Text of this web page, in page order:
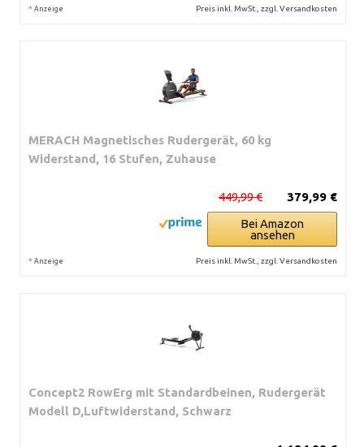
* Anzeige Preis inkl. MwSt., zzgl. Versandkosten
MERACH Magnetisches Rudergerät, 60 kg
Widerstand, 16 Stufen, Zuhause
379,99 €
449,99 €
Bei Amazon
ansehen
* Anzeige Preis inkl. MwSt., zzgl. Versandkosten
Concept2 RowErg mit Standardbeinen, Rudergerät
Modell D,Luftwiderstand, Schwarz